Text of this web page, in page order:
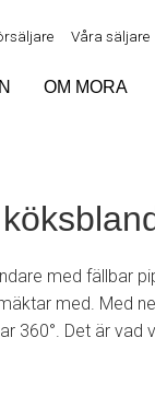
Våra säljare
OM MORA
med fällbar
med. Med
360°. Det är vad